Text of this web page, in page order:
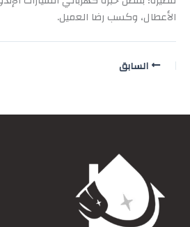
الأعطال، وكسب رضا العميل.
السابق